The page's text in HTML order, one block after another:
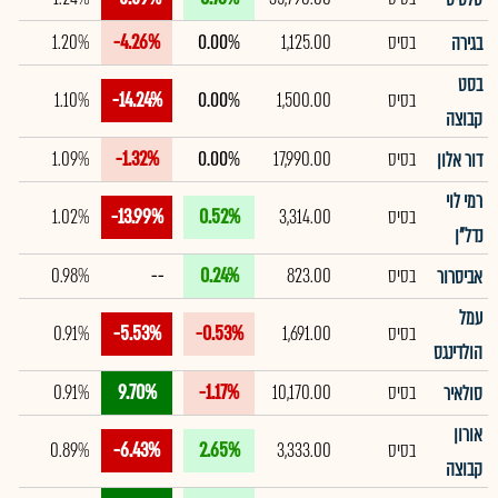
בגירה
בסיס 1,125.00
0.00%
-4.26%
1.20%
בסט
קבוצה
בסיס 1,500.00
0.00%
-14.24%
1.10%
דור אלון בסיס 17,990.00
0.00%
-1.32%
1.09%
רמי לוי
נדל"ן
בסיס 3,314.00
0.52%
-13.99%
1.02%
אביסרור בסיס 823.00
0.24%
--
0.98%
עמל
הולדינגס
בסיס 1,691.00
-0.53%
-5.53%
0.91%
סולאיר בסיס 10,170.00
-1.17%
9.70%
0.91%
אורון
קבוצה
בסיס 3,333.00
2.65%
-6.43%
0.89%